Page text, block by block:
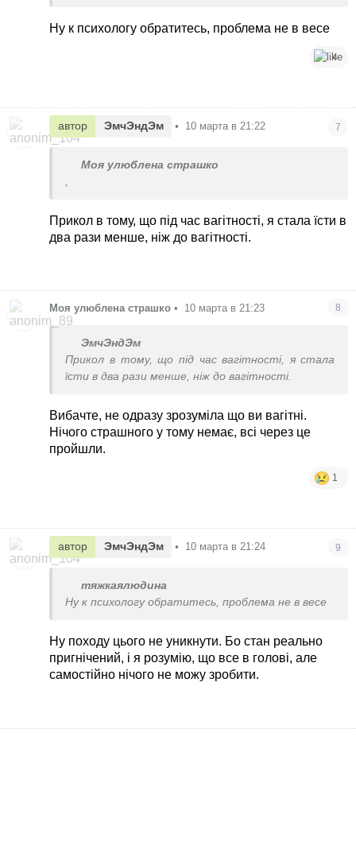
собою зробити.
Ну к психологу обратитесь, проблема не в весе
4
автор ЭмчЭндЭм • 10 марта в 21:22 7
Моя улюблена страшко
Прикол в тому, що під час вагітності, я стала їсти в
два рази менше, ніж до вагітності.
Моя улюблена страшко • 10 марта в 21:23 8
ЭмчЭндЭм
Прикол в тому, що під час вагітності, я стала
їсти в два рази менше, ніж до вагітності.
Вибачте, не одразу зрозуміла що ви вагітні.
Нічого страшного у тому немає, всі через це
пройшли.
1
автор ЭмчЭндЭм • 10 марта в 21:24 9
тяжкаялюдина
Ну к психологу обратитесь, проблема не в весе
Ну походу цього не уникнути. Бо стан реально
пригнічений, і я розумію, що все в голові, але
самостійно нічого не можу зробити.